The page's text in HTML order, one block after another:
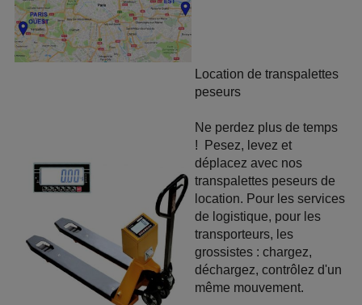
Location de transpalettes
peseurs
Ne perdez plus de temps
! Pesez, levez et
déplacez avec nos
transpalettes peseurs de
location. Pour les services
de logistique, pour les
transporteurs, les
grossistes : chargez,
déchargez, contrôlez d'un
même mouvement.